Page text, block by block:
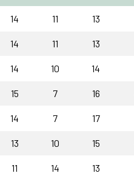
14 11 13
14 11 13
14 10 14
15 7 16
14 7 17
13 10 15
11 14 13